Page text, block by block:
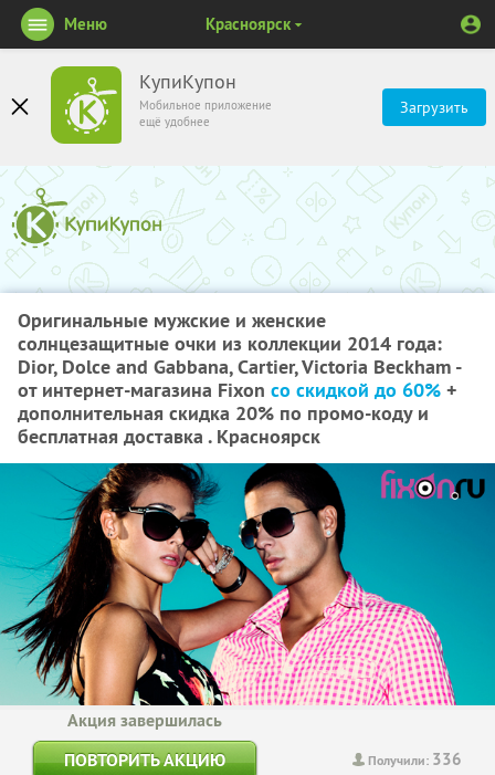
КупиКупон
Мобильное приложение
ещё удобнее
Загрузить
Меню Красноярск
Оригинальные мужские и женские
солнцезащитные очки из коллекции 2014 года:
Dior, Dolce and Gabbana, Cartier, Victoria Beckham -
от интернет-магазина Fixon со скидкой до 60% +
дополнительная скидка 20% по промо-коду и
бесплатная доставка . Красноярск
Получили: 336
Акция завершилась
ПОВТОРИТЬ АКЦИЮ